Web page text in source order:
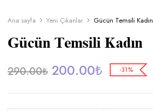
Ana sayfa Yeni Çıkanlar Gücün Temsili Kadın
Gücün Temsili Kadın
290.00₺ 200.00₺ -31%